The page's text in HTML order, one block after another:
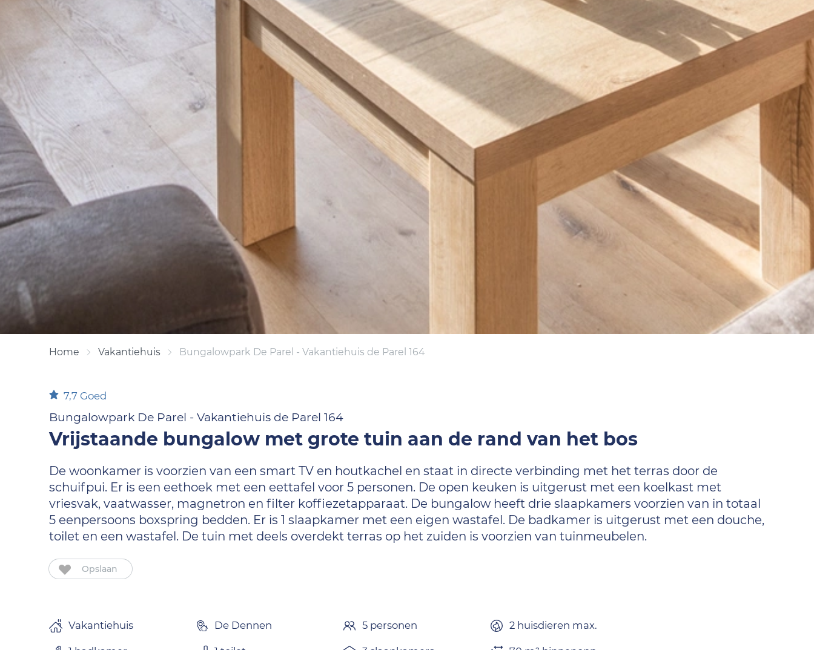
Home Vakantiehuis Bungalowpark De Parel - Vakantiehuis de Parel 164
7,7 Goed
Bungalowpark De Parel - Vakantiehuis de Parel 164
Vrijstaande bungalow met grote tuin aan de rand van het bos
De woonkamer is voorzien van een smart TV en houtkachel en staat in directe verbinding met het terras door de
schuifpui. Er is een eethoek met een eettafel voor 5 personen. De open keuken is uitgerust met een koelkast met
vriesvak, vaatwasser, magnetron en filter koffiezetapparaat. De bungalow heeft drie slaapkamers voorzien van in totaal
5 eenpersoons boxspring bedden. Er is 1 slaapkamer met een eigen wastafel. De badkamer is uitgerust met een douche,
toilet en een wastafel. De tuin met deels overdekt terras op het zuiden is voorzien van tuinmeubelen.
Opslaan
Vakantiehuis De Dennen 5 personen 2 huisdieren max.